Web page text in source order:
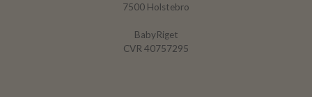
7500 Holstebro
BabyRiget
CVR 40757295